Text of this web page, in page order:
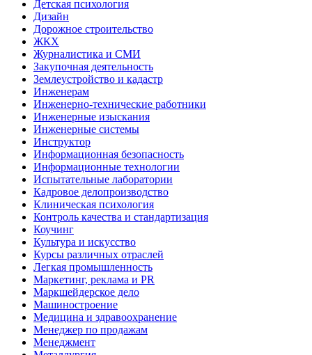
Детская психология
Дизайн
Дорожное строительство
ЖКХ
Журналистика и СМИ
Закупочная деятельность
Землеустройство и кадастр
Инженерам
Инженерно-технические работники
Инженерные изыскания
Инженерные системы
Инструктор
Информационная безопасность
Информационные технологии
Испытательные лаборатории
Кадровое делопроизводство
Клиническая психология
Контроль качества и стандартизация
Коучинг
Культура и искусство
Курсы различных отраслей
Легкая промышленность
Маркетинг, реклама и PR
Маркшейдерское дело
Машиностроение
Медицина и здравоохранение
Менеджер по продажам
Менеджмент